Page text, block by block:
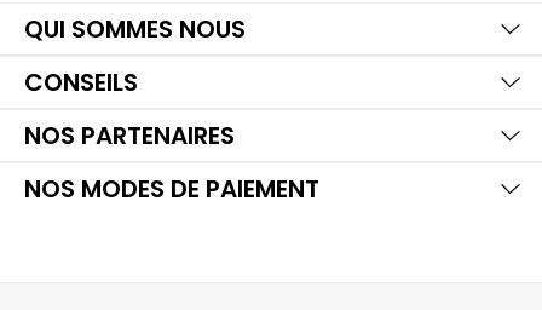
QUI SOMMES NOUS
CONSEILS
NOS PARTENAIRES
NOS MODES DE PAIEMENT